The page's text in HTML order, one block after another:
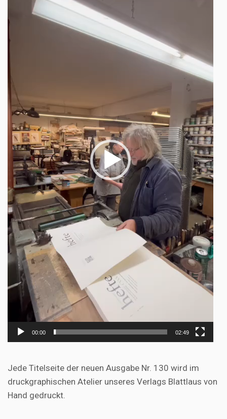
00:00 02:49
Jede Titelseite der neuen Ausgabe Nr. 130 wird im
druckgraphischen Atelier unseres Verlags Blattlaus von
Hand gedruckt.